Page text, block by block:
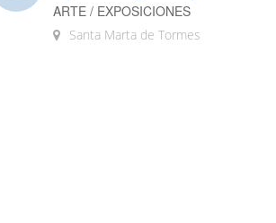
ARTE / EXPOSICIONES
Santa Marta de Tormes